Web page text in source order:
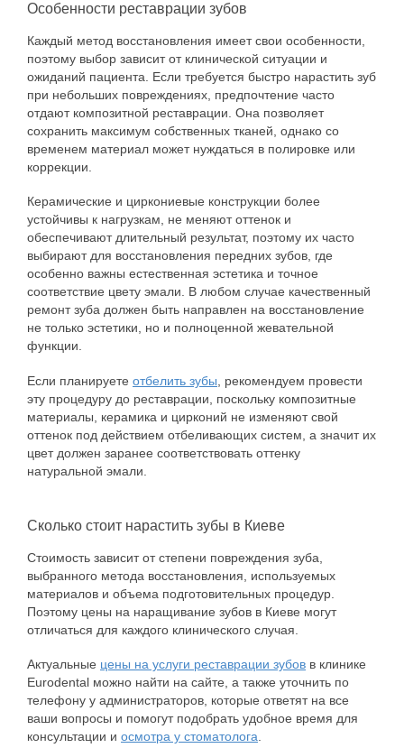
Особенности реставрации зубов
Каждый метод восстановления имеет свои особенности,
поэтому выбор зависит от клинической ситуации и
ожиданий пациента. Если требуется быстро нарастить зуб
при небольших повреждениях, предпочтение часто
отдают композитной реставрации. Она позволяет
сохранить максимум собственных тканей, однако со
временем материал может нуждаться в полировке или
коррекции.
Керамические и циркониевые конструкции более
устойчивы к нагрузкам, не меняют оттенок и
обеспечивают длительный результат, поэтому их часто
выбирают для восстановления передних зубов, где
особенно важны естественная эстетика и точное
соответствие цвету эмали. В любом случае качественный
ремонт зуба должен быть направлен на восстановление
не только эстетики, но и полноценной жевательной
функции.
Если планируете отбелить зубы , рекомендуем провести
эту процедуру до реставрации, поскольку композитные
материалы, керамика и цирконий не изменяют свой
оттенок под действием отбеливающих систем, а значит их
цвет должен заранее соответствовать оттенку
натуральной эмали.
Сколько стоит нарастить зубы в Киеве
Стоимость зависит от степени повреждения зуба,
выбранного метода восстановления, используемых
материалов и объема подготовительных процедур.
Поэтому цены на наращивание зубов в Киеве могут
отличаться для каждого клинического случая.
Актуальные цены на услуги реставрации зубов в клинике
Eurodental можно найти на сайте, а также уточнить по
телефону у администраторов, которые ответят на все
ваши вопросы и помогут подобрать удобное время для
консультации и осмотра у стоматолога